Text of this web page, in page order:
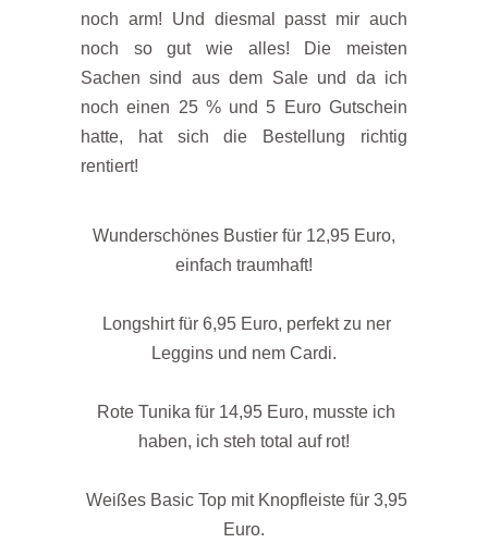
noch arm! Und diesmal passt mir auch
noch so gut wie alles! Die meisten
Sachen sind aus dem Sale und da ich
noch einen 25 % und 5 Euro Gutschein
hatte, hat sich die Bestellung richtig
rentiert!
Wunderschönes Bustier für 12,95 Euro,
einfach traumhaft!
Longshirt für 6,95 Euro, perfekt zu ner
Leggins und nem Cardi.
Rote Tunika für 14,95 Euro, musste ich
haben, ich steh total auf rot!
Weißes Basic Top mit Knopfleiste für 3,95
Euro.